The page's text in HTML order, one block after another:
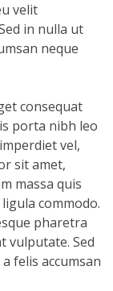
velit
in nulla ut
neque
consequat
porta nibh leo
vel,
sit amet,
massa quis
commodo.
pharetra
vulputate. Sed
felis accumsan